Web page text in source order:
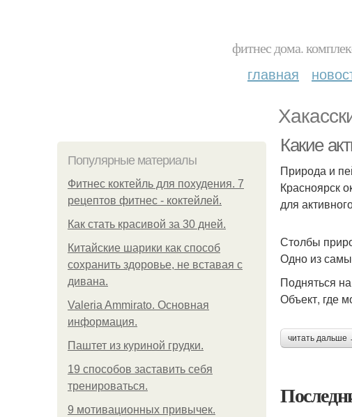
фитнес дома.
главная
Популярные материалы
Фитнес коктейль для похудения. 7
рецептов фитнес - коктейлей.
Как стать красивой за 30 дней.
Китайские шарики как способ
сохранить здоровье, не вставая с
дивана.
Valeria Ammirato. Основная
информация.
Паштет из куриной грудки.
19 способов заставить себя
тренироваться.
9 мотивационных привычек.
Какие
Природа и
Красноярск
для
Столбы
Одно из
Подняться
Объект, где
читать дальше